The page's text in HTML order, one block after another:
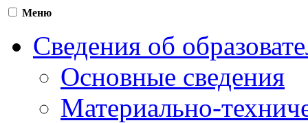
Меню
Сведения об
Основные сведения
Материально-